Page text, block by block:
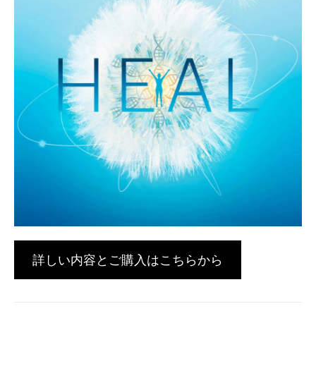
詳しい内容とご購入はこちらから